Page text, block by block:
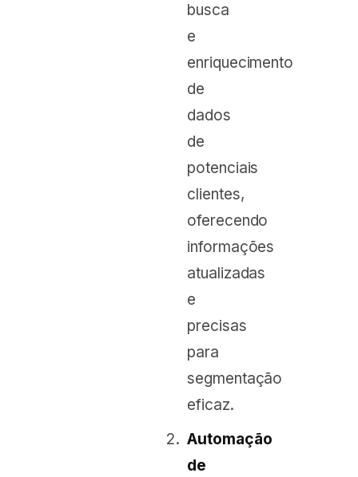
busca
e
enriquecimento
de
dados
de
potenciais
clientes,
oferecendo
informações
atualizadas
e
precisas
para
segmentação
eficaz.
Automação
de